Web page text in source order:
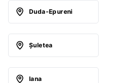
Duda-Epureni
Şuletea
Iana